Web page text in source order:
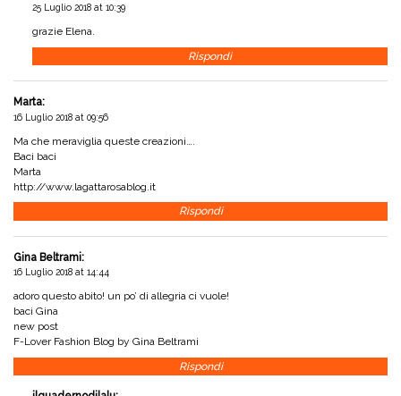
25 Luglio 2018 at 10:39
grazie Elena.
Rispondi
Marta:
16 Luglio 2018 at 09:56
Ma che meraviglia queste creazioni….
Baci baci
Marta
http://www.lagattarosablog.it
Rispondi
Gina Beltrami:
16 Luglio 2018 at 14:44
adoro questo abito! un po’ di allegria ci vuole!
baci Gina
new post
F-Lover Fashion Blog by Gina Beltrami
Rispondi